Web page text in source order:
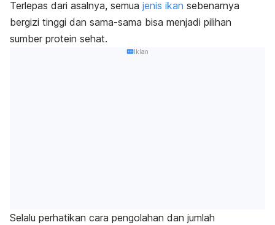
Terlepas dari asalnya, semua jenis ikan sebenarnya
bergizi tinggi dan sama-sama bisa menjadi pilihan
sumber protein sehat.
Iklan
Selalu perhatikan cara pengolahan dan jumlah